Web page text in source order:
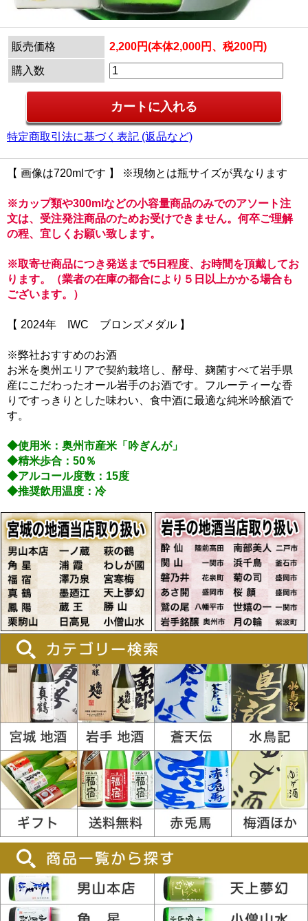
販売価格 2,200円(本体2,000円、税200円)
購入数
特定商取引法に基づく表記 (返品など)
【 画像は720mlです 】 ※現物とは瓶サイズが異なります
※カップ類や300mlなどの小容量商品のみでのアソート注
文は、受注発注商品のためお受けできません。何卒ご理解
の程、宜しくお願い致します。
※取寄せ商品につき発送まで5日程度、お時間を頂戴してお
ります。（業者の在庫の都合により５日以上かかる場合も
ございます。）
【 2024年 IWC ブロンズメダル 】
※弊社おすすめのお酒
お米を奥州エリアで契約栽培し、酵母、麹菌すべて岩手県
産にこだわったオール岩手のお酒です。フルーティーな香
りですっきりとした味わい、食中酒に最適な純米吟醸酒で
す。
◆使用米：奥州市産米「吟ぎんが」
◆精米歩合：50％
◆アルコール度数：15度
◆推奨飲用温度：冷